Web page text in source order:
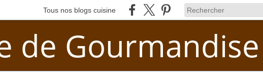
Tous nos blogs cuisine
de Gourmandise